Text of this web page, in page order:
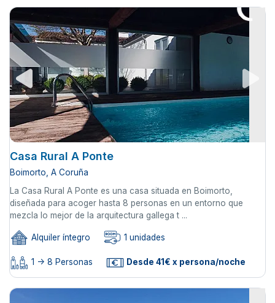
Casa Rural A Ponte
Boimorto, A Coruña
La Casa Rural A Ponte es una casa situada en Boimorto,
diseñada para acoger hasta 8 personas en un entorno que
mezcla lo mejor de la arquitectura gallega t ...
Alquiler íntegro 1 unidades
1 -> 8 Personas Desde 41€ x persona/noche